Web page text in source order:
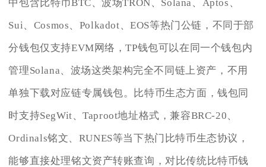
中包含比特币BTC、波场TRON、Solana、Aptos、
Sui、Cosmos、Polkadot、EOS等热门公链，不同于部
分钱包仅支持EVM网络，TP钱包可以在同一个钱包内
管理Solana、波场这类架构完全不同链上资产，不用
单独下载对应链专属钱包。比特币生态方面，钱包同
时支持SegWit、Taproot地址格式，兼容BRC‑20、
Ordinals铭文、RUNES等当下热门比特币生态协议，
能够直接处理铭文资产转账查询，对比传统比特币钱